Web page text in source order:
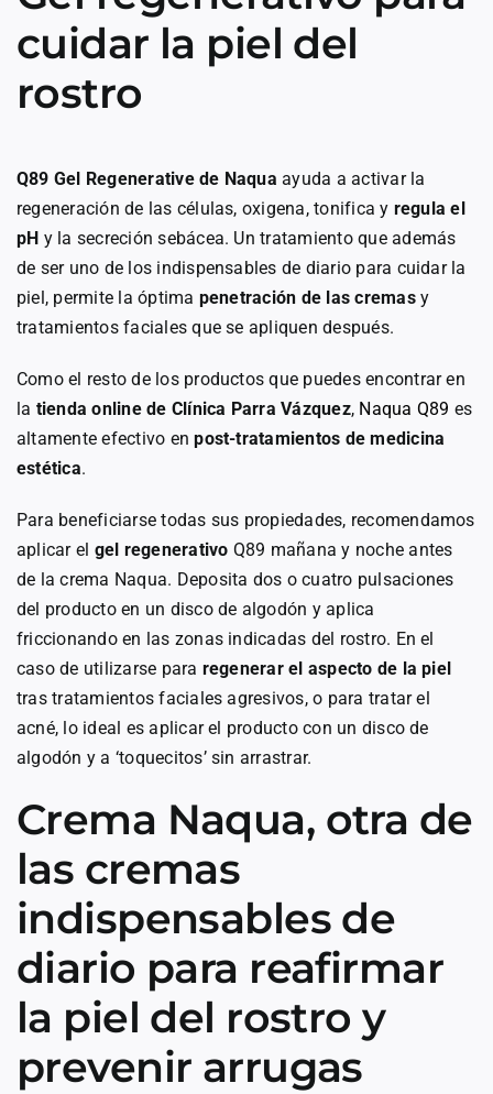
cuidar la piel del
rostro
Q89 Gel Regenerative de Naqua ayuda a activar la
regeneración de las células, oxigena, tonifica y regula el
pH y la secreción sebácea. Un tratamiento que además
de ser uno de los indispensables de diario para cuidar la
piel, permite la óptima penetración de las cremasy
tratamientos faciales que se apliquen después.
Como el resto de los productos que puedes encontrar en
la tienda online de Clínica Parra Vázquez, Naqua Q89 es
altamente efectivo en post-tratamientos de medicina
estética.
Para beneficiarse todas sus propiedades, recomendamos
aplicar el gel regenerativo Q89 mañana y noche antes
de la crema Naqua. Deposita dos o cuatro pulsaciones
del producto en un disco de algodón y aplica
friccionando en las zonas indicadas del rostro. En el
caso de utilizarse para regenerar el aspecto de la piel
tras tratamientos faciales agresivos, o para tratar el
acné, lo ideal es aplicar el producto con un disco de
algodón y a ‘toquecitos’ sin arrastrar.
Crema Naqua, otra de
las cremas
indispensables de
diario para reafirmar
la piel del rostro y
prevenir arrugas